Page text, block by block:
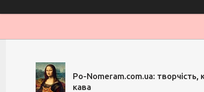
Po-Nomeram.com.ua: творчість,
кава